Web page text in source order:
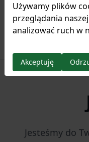
Używamy plików
przeglądania
analizować ruch w
Akceptuję
This site is protected
Jesteśmy do